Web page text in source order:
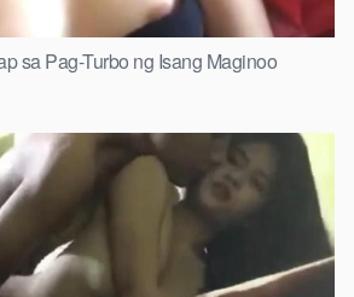
sa Pag-Turbo ng Isang Maginoo